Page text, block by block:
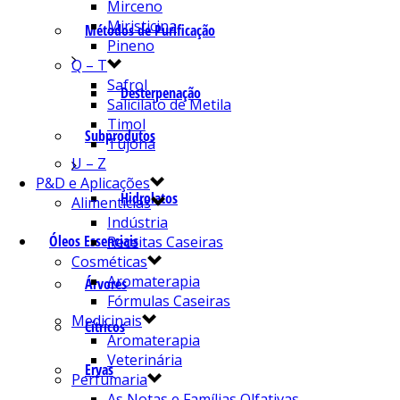
Métodos de Purificação
Desterpenação
Subprodutos
Hidrolatos
Óleos Essenciais
Árvores
Cítricos
Ervas
Mirceno
Miristicina
Pineno
Q – T
Safrol
Salicilato de Metila
Timol
Tujona
U – Z
P&D e Aplicações
Alimentícias
Indústria
Receitas Caseiras
Cosméticas
Aromaterapia
Fórmulas Caseiras
Medicinais
Aromaterapia
Veterinária
Perfumaria